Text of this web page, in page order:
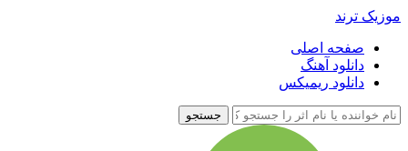
موزیک ترند
صفحه اصلی
دانلود آهنگ
دانلود ریمیکس
جستجو